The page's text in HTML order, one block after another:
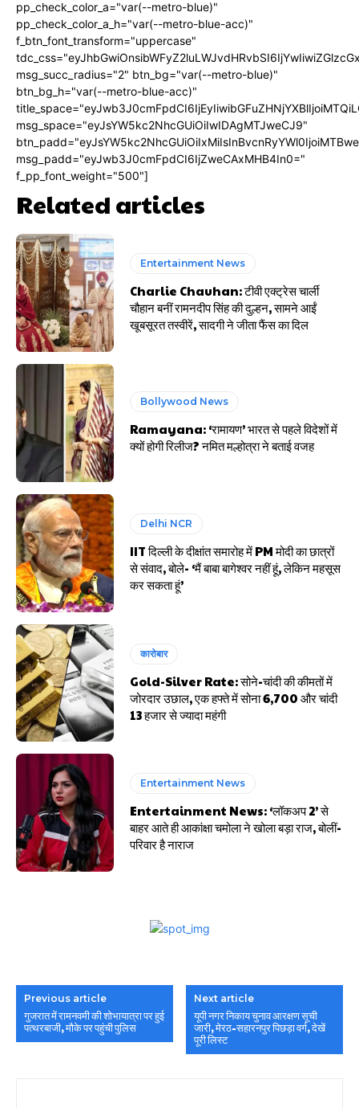
pp_check_color_a="var(--metro-blue)"
pp_check_color_a_h="var(--metro-blue-acc)"
f_btn_font_transform="uppercase"
msg_succ_radius="2" btn_bg="var(--metro-blue)"
btn_bg_h="var(--metro-blue-acc)"
msg_space="eyJsYW5kc2NhcGUiOiIwIDAgMTJweCJ9"
msg_padd="eyJwb3J0cmFpdCI6IjZweCAxMHB4In0="
f_pp_font_weight="500"]
Related articles
Entertainment News
Charlie Chauhan: टीवी एक्ट्रेस चार्ली
चौहान बनीं रामनदीप सिंह की दुल्हन, सामने आईं
खूबसूरत तस्वीरें, सादगी ने जीता फैंस का दिल
Bollywood News
Ramayana: ‘रामायण’ भारत से पहले विदेशों में
क्यों होगी रिलीज? नमित मल्होत्रा ने बताई वजह
Delhi NCR
IIT दिल्ली के दीक्षांत समारोह में PM मोदी का छात्रों
से संवाद, बोले- ‘मैं बाबा बागेश्वर नहीं हूं, लेकिन महसूस
कर सकता हूं’
कारोबार
Gold-Silver Rate: सोने-चांदी की कीमतों में
जोरदार उछाल, एक हफ्ते में सोना ₹6,700 और चांदी
₹13 हजार से ज्यादा महंगी
Entertainment News
Entertainment News: ‘लॉकअप 2’ से
बाहर आते ही आकांक्षा चमोला ने खोला बड़ा राज, बोलीं-
परिवार है नाराज
Previous article
गुजरात में रामनवमी की शोभायात्रा पर हुई
पत्थरबाजी, मौके पर पहुंची पुलिस
Next article
यूपी नगर निकाय चुनाव आरक्षण सूची
जारी, मेरठ-सहारनपुर पिछड़ा वर्ग, देखें
पूरी लिस्ट